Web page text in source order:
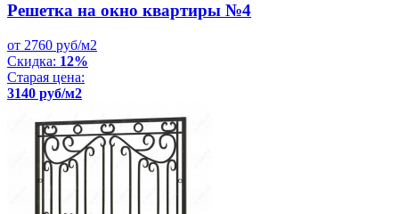
Решетка на окно квартиры №4
от 2760 руб/м2
Скидка: 12%
Старая цена:
3140 руб/м2